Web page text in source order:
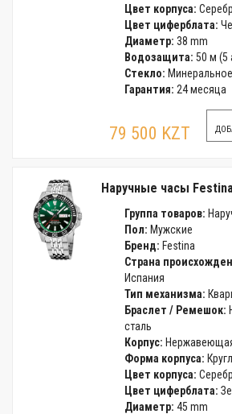
Цвет корпуса:
Цвет циферблата:
Диаметр: 38 mm
Водозащита: 50 м (5
Стекло: Минеральное
Гарантия: 24 месяца
79 500 KZT
Наручные часы
Группа товаров:
Пол: Мужские
Бренд: Festina
Страна
Испания
Тип механизма:
Браслет / Ремешок:
сталь
Корпус:
Форма корпуса:
Цвет корпуса:
Цвет циферблата:
Диаметр: 45 mm